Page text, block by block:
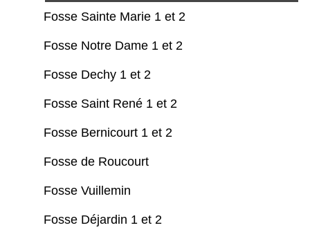
Fosse Sainte Marie 1 et 2
Fosse Notre Dame 1 et 2
Fosse Dechy 1 et 2
Fosse Saint René 1 et 2
Fosse Bernicourt 1 et 2
Fosse de Roucourt
Fosse Vuillemin
Fosse Déjardin 1 et 2